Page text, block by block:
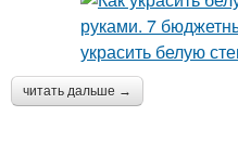
читать дальше →